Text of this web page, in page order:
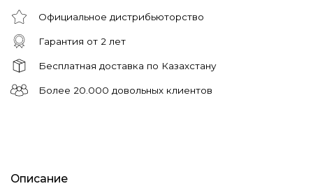
Официальное дистрибьюторство
Гарантия от 2 лет
Бесплатная доставка по Казахстану
Более 20.000 довольных клиентов
Описание